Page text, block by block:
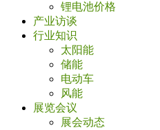
锂电池价格
产业访谈
行业知识
太阳能
储能
电动车
风能
展览会议
展会动态